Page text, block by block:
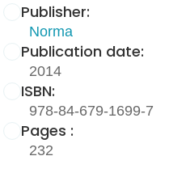
Publisher:
Norma
Publication date:
2014
ISBN:
978-84-679-1699-7
Pages :
232